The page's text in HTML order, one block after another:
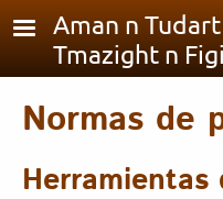
Pasar al contenido
Aman n
Tmazight n
Normas de
Herramientas